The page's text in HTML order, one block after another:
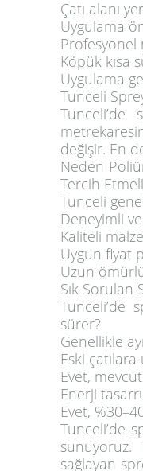
Çatı alanı
Uygulama
Profesyonel
Köpük kısa
Uygulama
Tunceli
Tunceli’de
değişir. En
Neden
Tercih
Tunceli
Deneyimli
Kaliteli
Uygun fiyat
Uzun
Sık Sorulan
Tunceli’de
sürer?
Genellikle
Eski
Evet,
Enerji
Evet,
Tunceli’de
sunuyoruz.
sağlayan